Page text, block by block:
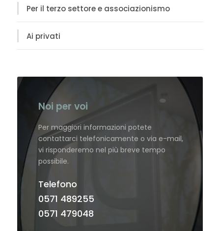
Per il terzo settore e associazionismo
Ai privati
Noi per voi
Per maggiori informazioni potete
contattarci telefonicamente o via e-mail,
vi risponderemo nel più breve tempo
possibile.
Telefono
0571 489255
0571 479048